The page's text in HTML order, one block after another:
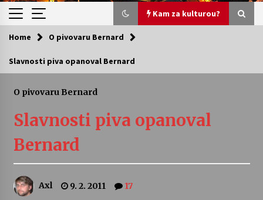
Kam za kulturou?
Kam za kulturou?
Sukuba Ensemble
Vernisáž výstavy Josefíny Duškové: Stávám se
Veselí muzikanti
Home O pivovaru Bernard
Slavnosti piva opanoval Bernard
O pivovaru Bernard
Slavnosti piva opanoval
Bernard
Axl 9. 2. 2011 17